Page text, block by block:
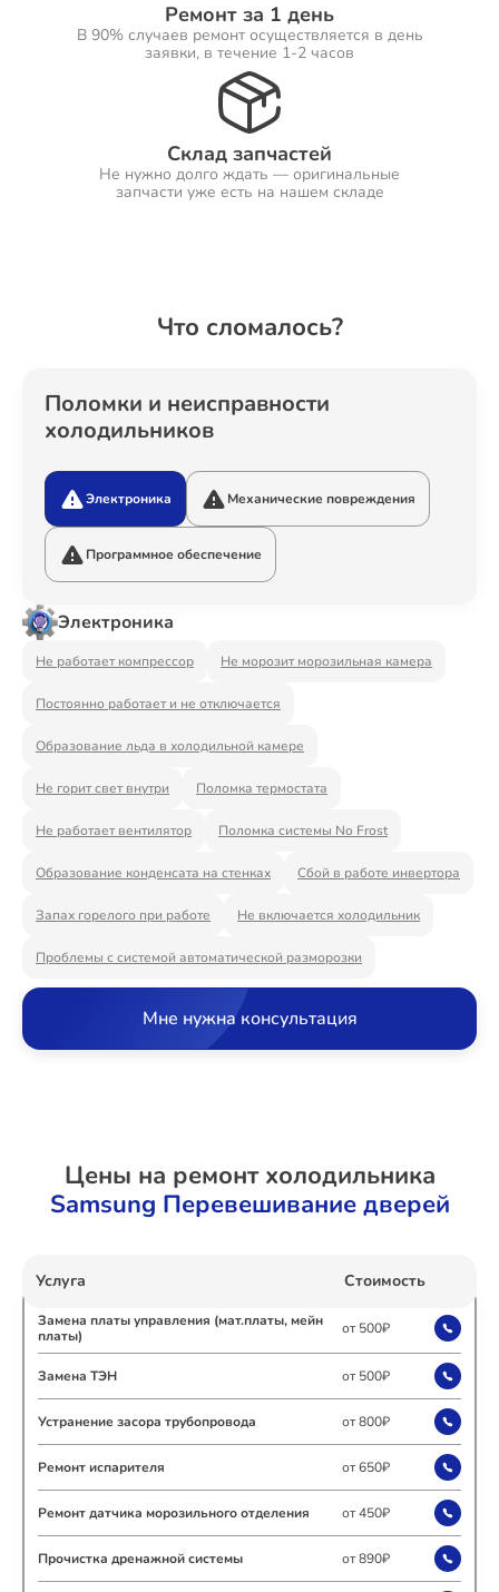
Ремонт за 1 день
В 90% случаев ремонт осуществляется в день
заявки, в течение 1-2 часов
Склад запчастей
Не нужно долго ждать — оригинальные
запчасти уже есть на нашем складе
Что сломалось?
Поломки и неисправности
холодильников
Электроника Механические повреждения
Программное обеспечение
Электроника
Не работает компрессор Не морозит морозильная камера
Постоянно работает и не отключается
Образование льда в холодильной камере
Не горит свет внутри Поломка термостата
Не работает вентилятор Поломка системы No Frost
Образование конденсата на стенках Сбой в работе инвертора
Запах горелого при работе Не включается холодильник
Проблемы с системой автоматической разморозки
Мне нужна консультация
Цены на ремонт холодильника
Samsung Перевешивание дверей
Услуга Стоимость
Замена платы управления (мат.платы, мейн
платы)
от 500₽
Замена ТЭН от 500₽
Устранение засора трубопровода от 800₽
Ремонт испарителя от 650₽
Ремонт датчика морозильного отделения от 450₽
Прочистка дренажной системы от 890₽
Ремонт Посудомоечных машин
Ремонт Холодильников
Ремонт Варочных панелей
Ремонт Акустических систем
Ремонт Интерактивных панелей
Ремонт Вытяжек
Ремонт Духовых шкафов
Ремонт ТВ-приставок
Ремонт Сушильных машин